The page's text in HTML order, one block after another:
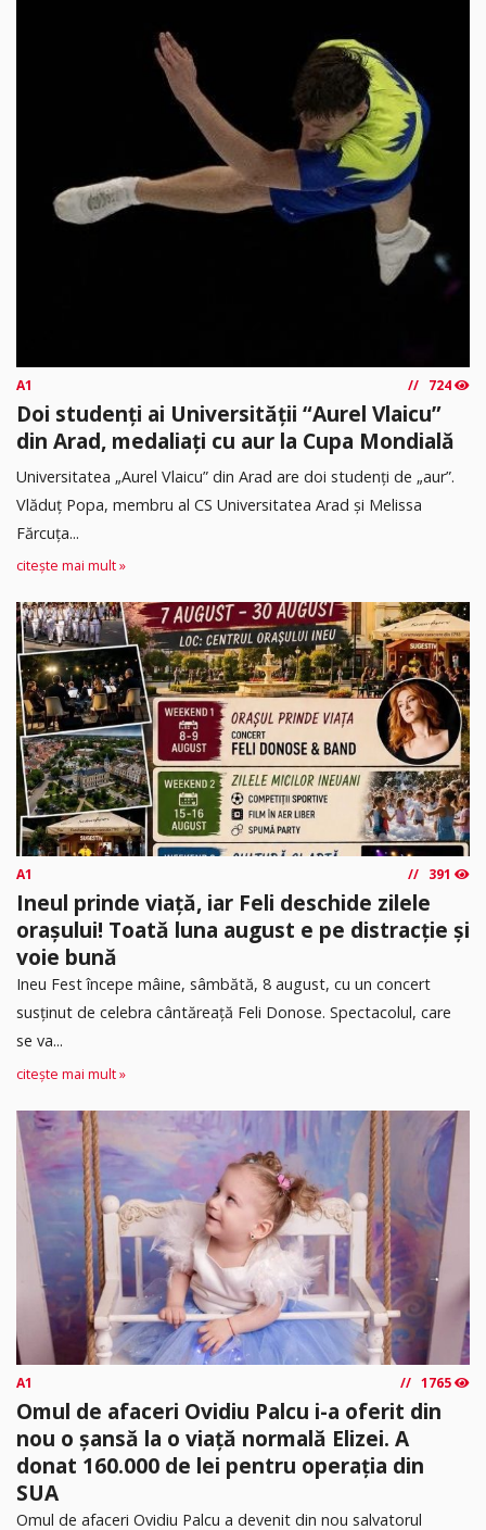
A1 724
Doi studenți ai Universității “Aurel Vlaicu”
din Arad, medaliați cu aur la Cupa Mondială
Universitatea „Aurel Vlaicu” din Arad are doi studenți de „aur”.
Vlăduț Popa, membru al CS Universitatea Arad și Melissa
Fărcuța...
citește mai mult »
A1 391
Ineul prinde viață, iar Feli deschide zilele
orașului! Toată luna august e pe distracție și
voie bună
Ineu Fest începe mâine, sâmbătă, 8 august, cu un concert
susținut de celebra cântăreață Feli Donose. Spectacolul, care
se va...
citește mai mult »
A1 1765
Omul de afaceri Ovidiu Palcu i-a oferit din
nou o șansă la o viață normală Elizei. A
donat 160.000 de lei pentru operația din
SUA
Omul de afaceri Ovidiu Palcu a devenit din nou salvatorul